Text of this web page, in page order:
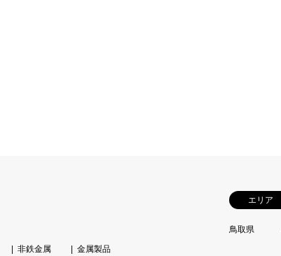
非鉄金属 金属製品
エリア
鳥取県